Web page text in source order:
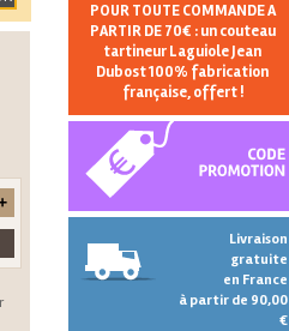
POUR TOUTE COMMANDE A
PARTIR DE 70€ : un couteau
tartineur Laguiole Jean
Dubost 100% fabrication
française, offert !
Livraison
gratuite
en France
à partir de 90,00
€